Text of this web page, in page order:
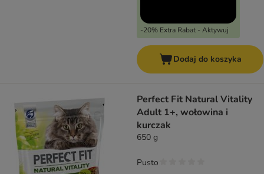
-20% Extra Rabat - Aktywuj
Dodaj do koszyka
Perfect Fit Natural Vitality
Adult 1+, wołowina i
kurczak
650 g
Pusto